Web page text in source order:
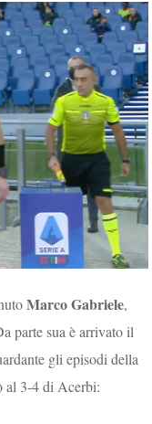
Marco Gabriele,
parte sua è arrivato il
gli episodi della
al 3-4 di Acerbi: